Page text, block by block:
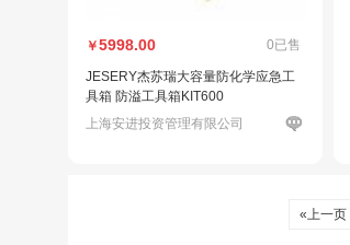
￥5998.00 0已售
JESERY杰苏瑞大容量防化学应急工
具箱 防溢工具箱KIT600
上海安进投资管理有限公司
«上一页